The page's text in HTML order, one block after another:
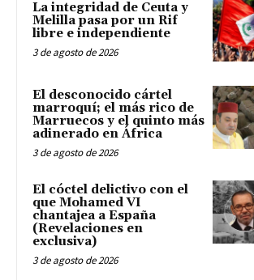
La integridad de Ceuta y
Melilla pasa por un Rif
libre e independiente
3 de agosto de 2026
El desconocido cártel
marroquí; el más rico de
Marruecos y el quinto más
adinerado en África
3 de agosto de 2026
El cóctel delictivo con el
que Mohamed VI
chantajea a España
(Revelaciones en
exclusiva)
3 de agosto de 2026